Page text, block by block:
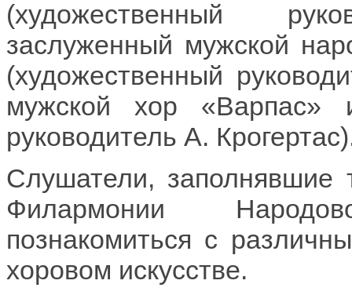
(художественный
заслуженный мужской
(художественный
мужской хор «Варпас»
руководитель А.
Слушатели, заполнявшие
Филармонии
познакомиться с
хоровом искусстве.